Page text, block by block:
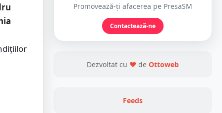
Promovează-ți afacerea pe PresaSM
Contactează-ne
Dezvoltat cu ❤ de Ottoweb
Feeds